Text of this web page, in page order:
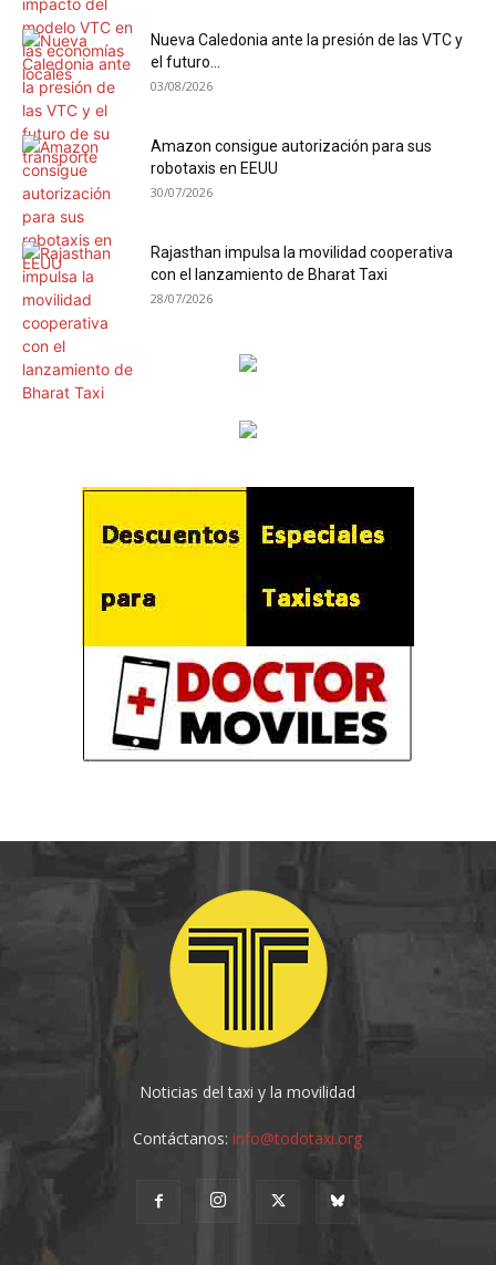
Nueva Caledonia ante la presión de las VTC y
el futuro...
03/08/2026
Amazon consigue autorización para sus
robotaxis en EEUU
30/07/2026
Rajasthan impulsa la movilidad cooperativa
con el lanzamiento de Bharat Taxi
28/07/2026
Noticias del taxi y la movilidad
Contáctanos:info@todotaxi.org